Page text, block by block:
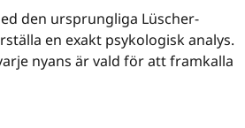
den ursprungliga Lüscher-
en exakt psykologisk analys.
nyans är vald för att framkalla